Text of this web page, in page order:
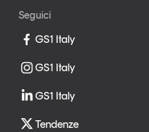
Seguici
GS1 Italy
GS1 Italy
GS1 Italy
Tendenze